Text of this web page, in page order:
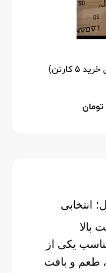
تومان
انتخابی
بالا
یکی از
طعم و بافت